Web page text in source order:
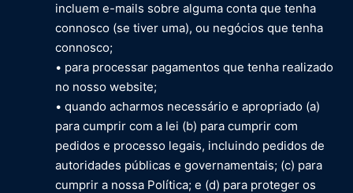
incluem e-mails sobre alguma conta que tenha
connosco (se tiver uma), ou negócios que tenha
connosco;
• para processar pagamentos que tenha realizado
no nosso website;
• quando acharmos necessário e apropriado (a)
para cumprir com a lei (b) para cumprir com
pedidos e processo legais, incluindo pedidos de
autoridades públicas e governamentais; (c) para
cumprir a nossa Política; e (d) para proteger os